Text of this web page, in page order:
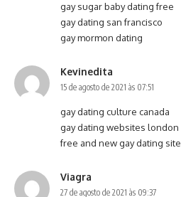
gay sugar baby dating free
gay dating san francisco
gay mormon dating
Kevinedita
15 de agosto de 2021 às 07:51
gay dating culture canada
gay dating websites london
free and new gay dating site
Viagra
27 de agosto de 2021 às 09:37